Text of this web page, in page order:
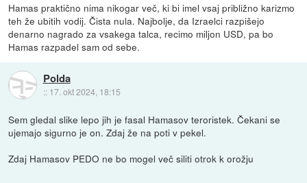
Hamas praktično nima nikogar več, ki bi imel vsaj približno karizmo
teh že ubitih vodij. Čista nula. Najbolje, da Izraelci razpišejo
denarno nagrado za vsakega talca, recimo miljon USD, pa bo
Hamas razpadel sam od sebe.
Polda
:: 17. okt 2024, 18:15
Sem gledal slike lepo jih je fasal Hamasov teroristek. Čekani se
ujemajo sigurno je on. Zdaj že na poti v pekel.
Zdaj Hamasov PEDO ne bo mogel več siliti otrok k orožju